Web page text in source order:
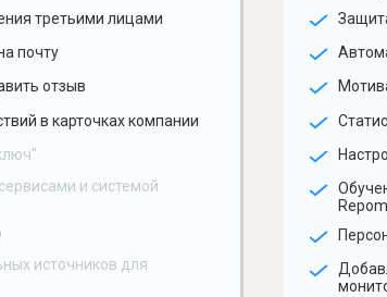
третьими лицами
почту
отзыв
в карточках компании
и системой
источников для